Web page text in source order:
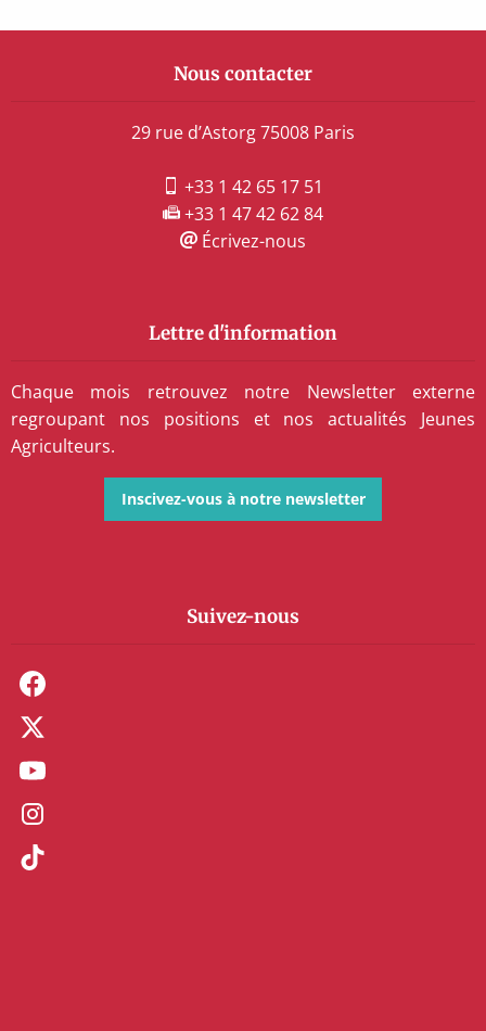
Nous contacter
29 rue d’Astorg 75008 Paris
+33 1 42 65 17 51
+33 1 47 42 62 84
Écrivez-nous
Lettre d'information
Chaque mois retrouvez notre Newsletter externe
regroupant nos positions et nos actualités Jeunes
Agriculteurs.
Inscivez-vous à notre newsletter
Suivez-nous